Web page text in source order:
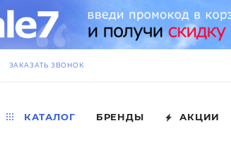
ЗАКАЗАТЬ ЗВОНОК
КАТАЛОГ БРЕНДЫ АКЦИИ